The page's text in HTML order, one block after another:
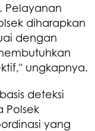
Pelayanan
diharapkan
dengan
ungkapnya.
deteksi
Polsek
yang